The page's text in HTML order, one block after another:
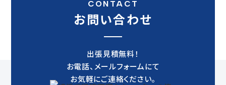
CONTACT
お問い合わせ
出張見積無料！
お電話、メールフォームにて
お気軽にご連絡ください。